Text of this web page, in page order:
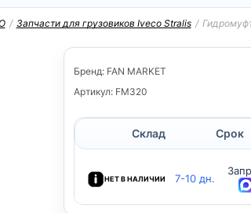
/ Запчасти для грузовиков Iveco Stralis /
Бренд: FAN MARKET
Артикул: FM320
Склад Срок
НЕТ В НАЛИЧИИ 7-10 дн.